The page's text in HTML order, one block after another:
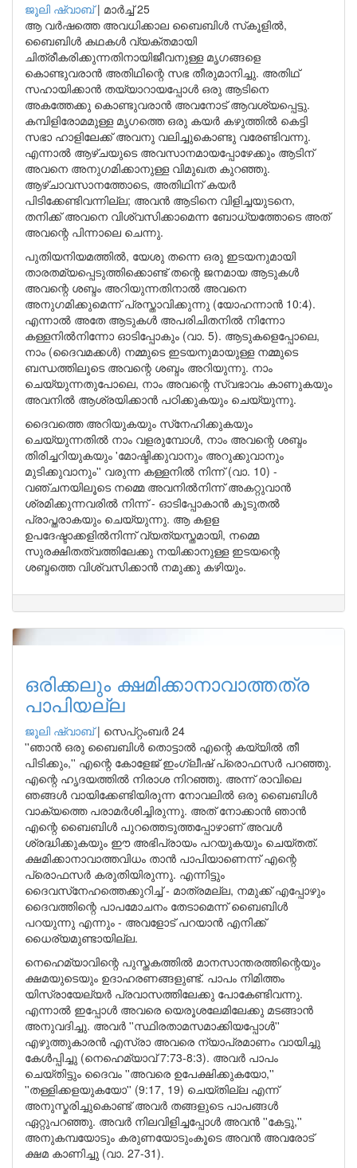
ജൂലി ഷ്വാബ്| മാർച്ച് 25
ആ വര്‍ഷത്തെ അവധിക്കാല ബൈബിള്‍ സ്‌കൂളില്‍,
ബൈബിള്‍ കഥകള്‍ വ്യക്തമായി
ചിത്രീകരിക്കുന്നതിനായിജീവനുള്ള മൃഗങ്ങളെ
കൊണ്ടുവരാന്‍ അതിഥിന്റെ സഭ തീരുമാനിച്ചു. അതിഥ്
സഹായിക്കാന്‍ തയ്യാറായപ്പോള്‍ ഒരു ആടിനെ
അകത്തേക്കു കൊണ്ടുവരാന്‍ അവനോട് ആവശ്യപ്പെട്ടു.
കമ്പിളിരോമമുള്ള മൃഗത്തെ ഒരു കയര്‍ കഴുത്തില്‍ കെട്ടി
സഭാ ഹാളിലേക്ക് അവനു വലിച്ചുകൊണ്ടു വരേണ്ടിവന്നു.
എന്നാല്‍ ആഴ്ചയുടെ അവസാനമായപ്പോഴേക്കും ആടിന്
അവനെ അനുഗമിക്കാനുള്ള വിമുഖത കുറഞ്ഞു.
ആഴ്ചാവസാനത്തോടെ, അതിഥിന് കയര്‍
പിടിക്കേണ്ടിവന്നില്ല; അവന്‍ ആടിനെ വിളിച്ചയുടനെ,
തനിക്ക് അവനെ വിശ്വസിക്കാമെന്ന ബോധ്യത്തോടെ അത്
അവന്റെ പിന്നാലെ ചെന്നു.
പുതിയനിയമത്തില്‍, യേശു തന്നെ ഒരു ഇടയനുമായി
താരതമ്യപ്പെടുത്തിക്കൊണ്ട് തന്റെ ജനമായ ആടുകള്‍
അവന്റെ ശബ്ദം അറിയുന്നതിനാല്‍ അവനെ
അനുഗമിക്കുമെന്ന് പ്രസ്താവിക്കുന്നു (യോഹന്നാന്‍ 10:4).
എന്നാല്‍ അതേ ആടുകള്‍ അപരിചിതനില്‍ നിന്നോ
കള്ളനില്‍നിന്നോ ഓടിപ്പോകും (വാ. 5). ആടുകളെപ്പോലെ,
നാം (ദൈവമക്കള്‍) നമ്മുടെ ഇടയനുമായുള്ള നമ്മുടെ
ബന്ധത്തിലൂടെ അവന്റെ ശബ്ദം അറിയുന്നു. നാം
ചെയ്യുന്നതുപോലെ, നാം അവന്റെ സ്വഭാവം കാണുകയും
അവനില്‍ ആശ്രയിക്കാന്‍ പഠിക്കുകയും ചെയ്യുന്നു.
ദൈവത്തെ അറിയുകയും സ്‌നേഹിക്കുകയും
ചെയ്യുന്നതില്‍ നാം വളരുമ്പോള്‍, നാം അവന്റെ ശബ്ദം
തിരിച്ചറിയുകയും 'മോഷ്ടിക്കുവാനും അറുക്കുവാനും
മുടിക്കുവാനും'' വരുന്ന കള്ളനില്‍ നിന്ന് (വാ. 10) -
വഞ്ചനയിലൂടെ നമ്മെ അവനില്‍നിന്ന് അകറ്റുവാന്‍
ശ്രമിക്കുന്നവരില്‍ നിന്ന് - ഓടിപ്പോകാന്‍ കൂടുതല്‍
പ്രാപ്തരാകയും ചെയ്യുന്നു. ആ കളള
ഉപദേഷ്ടാക്കളില്‍നിന്ന് വ്യത്യസ്തമായി, നമ്മെ
സുരക്ഷിതത്വത്തിലേക്കു നയിക്കാനുള്ള ഇടയന്റെ
ശബ്ദത്തെ വിശ്വസിക്കാന്‍ നമുക്കു കഴിയും.
ഒരിക്കലും ക്ഷമിക്കാനാവാത്തത്ര
പാപിയല്ല
ജൂലി ഷ്വാബ്| സെപ്റ്റംബർ 24
''ഞാന്‍ ഒരു ബൈബിള്‍ തൊട്ടാല്‍ എന്റെ കയ്യില്‍ തീ
പിടിക്കും,'' എന്റെ കോളേജ് ഇംഗ്ലീഷ് പ്രൊഫസര്‍ പറഞ്ഞു.
എന്റെ ഹൃദയത്തില്‍ നിരാശ നിറഞ്ഞു. അന്ന് രാവിലെ
ഞങ്ങള്‍ വായിക്കേണ്ടിയിരുന്ന നോവലില്‍ ഒരു ബൈബിള്‍
വാക്യത്തെ പരാമര്‍ശിച്ചിരുന്നു. അത് നോക്കാന്‍ ഞാന്‍
എന്റെ ബൈബിള്‍ പുറത്തെടുത്തപ്പോഴാണ് അവള്‍
ശ്രദ്ധിക്കുകയും ഈ അഭിപ്രായം പറയുകയും ചെയ്തത്.
ക്ഷമിക്കാനാവാത്തവിധം താന്‍ പാപിയാണെന്ന് എന്റെ
പ്രൊഫസര്‍ കരുതിയിരുന്നു. എന്നിട്ടും
ദൈവസ്‌നേഹത്തെക്കുറിച്ച് - മാത്രമല്ല, നമുക്ക് എപ്പോഴും
ദൈവത്തിന്റെ പാപമോചനം തേടാമെന്ന് ബൈബിള്‍
പറയുന്നു എന്നും - അവളോട് പറയാന്‍ എനിക്ക്
ധൈര്യമുണ്ടായില്ല.
നെഹെമ്യാവിന്റെ പുസ്തകത്തില്‍ മാനസാന്തരത്തിന്റെയും
ക്ഷമയുടെയും ഉദാഹരണങ്ങളുണ്ട്. പാപം നിമിത്തം
യിസ്രായേല്യര്‍ പ്രവാസത്തിലേക്കു പോകേണ്ടിവന്നു.
എന്നാല്‍ ഇപ്പോള്‍ അവരെ യെരൂശലേമിലേക്കു മടങ്ങാന്‍
അനുവദിച്ചു. അവര്‍ ''സ്ഥിരതാമസമാക്കിയപ്പോള്‍''
എഴുത്തുകാരന്‍ എസ്രാ അവരെ ന്യാപ്രമാണം വായിച്ചു
കേള്‍പ്പിച്ചു (നെഹെമ്യാവ് 7:73-8:3). അവര്‍ പാപം
ചെയ്തിട്ടും ദൈവം ''അവരെ ഉപേക്ഷിക്കുകയോ,''
''തള്ളിക്കളയുകയോ'' (9:17, 19) ചെയ്തില്ല എന്ന്
അനുസ്മരിച്ചുകൊണ്ട് അവര്‍ തങ്ങളുടെ പാപങ്ങള്‍
ഏറ്റുപറഞ്ഞു. അവര്‍ നിലവിളിച്ചപ്പോള്‍ അവന്‍ ''കേട്ടു,''
അനുകമ്പയോടും കരുണയോടുംകൂടെ അവന്‍ അവരോട്
ക്ഷമ കാണിച്ചു (വാ. 27-31).